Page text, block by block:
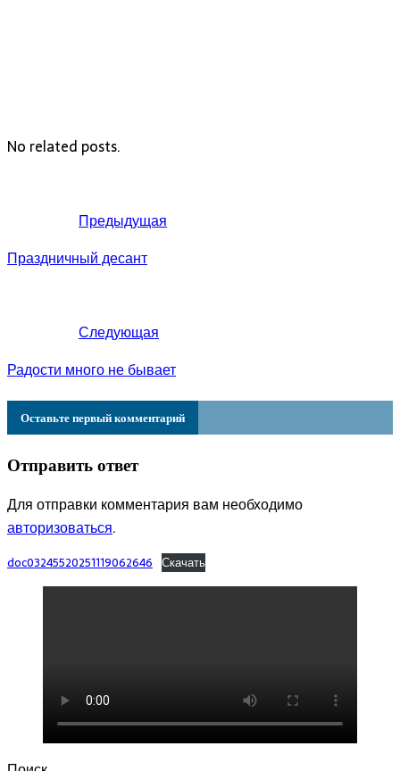
No related posts.
Предыдущая
Праздничный десант
Следующая
Радости много не бывает
Оставьте первый комментарий
Отправить ответ
Для отправки комментария вам необходимо
авторизоваться.
doc03245520251119062646 Скачать